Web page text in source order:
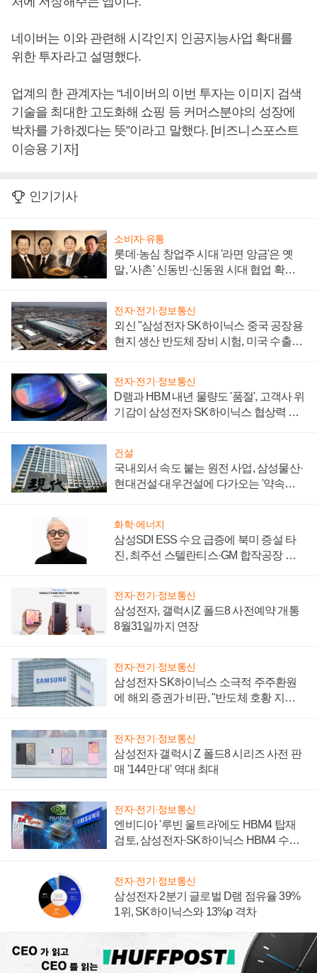
네이버는 이와 관련해 시각인지 인공지능사업 확대를
위한 투자라고 설명했다.
업계의 한 관계자는 “네이버의 이번 투자는 이미지 검색
기술을 최대한 고도화해 쇼핑 등 커머스분야의 성장에
박차를 가하겠다는 뜻”이라고 말했다. [비즈니스포스트
이승용 기자]
인기기사
소비자·유통
롯데·농심 창업주 시대 '라면 앙금'은 옛
말, '사촌' 신동빈·신동원 시대 협업 확대
전자·전기·정보통신
외신 "삼성전자 SK하이닉스 중국 공장용
현지 생산 반도체 장비 시험, 미국 수출통
전자·전기·정보통신
D램과 HBM 내년 물량도 '품절', 고객사 위
기감이 삼성전자 SK하이닉스 협상력 더
건설
국내외서 속도 붙는 원전 사업, 삼성물산·
현대건설·대우건설에 다가오는 '약속의
화학·에너지
삼성SDI ESS 수요 급증에 북미 증설 타
진, 최주선 스텔란티스·GM 합작공장 건
전자·전기·정보통신
삼성전자, 갤럭시Z 폴드8 사전예약 개통
8월31일까지 연장
전자·전기·정보통신
삼성전자 SK하이닉스 소극적 주주환원
에 해외 증권가 비판, "반도체 호황 지속
전자·전기·정보통신
삼성전자 갤럭시 Z 폴드8 시리즈 사전 판
매 '144만 대' 역대 최대
전자·전기·정보통신
엔비디아 '루빈 울트라'에도 HBM4 탑재
검토, 삼성전자·SK하이닉스 HBM4 수율
전자·전기·정보통신
삼성전자 2분기 글로벌 D램 점유율 39%
1위, SK하이닉스와 13%p 격차